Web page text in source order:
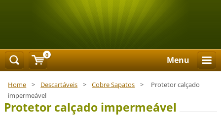
Menu
Home > Descartáveis > Cobre Sapatos >
Protetor calçado
impermeável
Protetor calçado impermeável
0